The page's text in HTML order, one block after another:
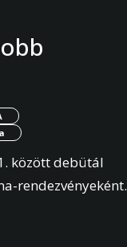
között debütál
rendezvényeként.